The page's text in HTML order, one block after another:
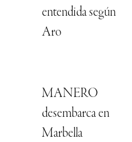
entendida según
Aro
MANERO
desembarca en
Marbella